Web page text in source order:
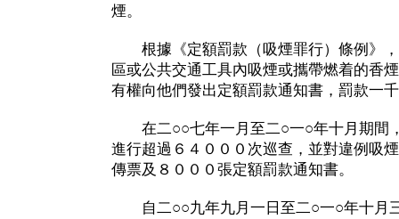
煙。
根據《定額罰款（吸煙罪行）條例》，
區或公共交通工具內吸煙或攜帶燃着的香
有權向他們發出定額罰款通知書，罰款一
在二○○七年一月至二○一○年十月期間
進行超過６４０００次巡查，並對違例吸
傳票及８０００張定額罰款通知書。
自二○○九年九月一日至二○一○年十月